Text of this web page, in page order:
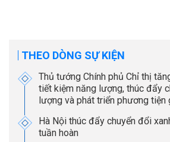
THEO DÒNG SỰ KIỆN
Thủ tướng Chính phủ Chỉ thị
tiết kiệm năng lượng, thúc đẩy
lượng và phát triển phương tiện
Hà Nội thúc đẩy chuyển đổi
tuần hoàn